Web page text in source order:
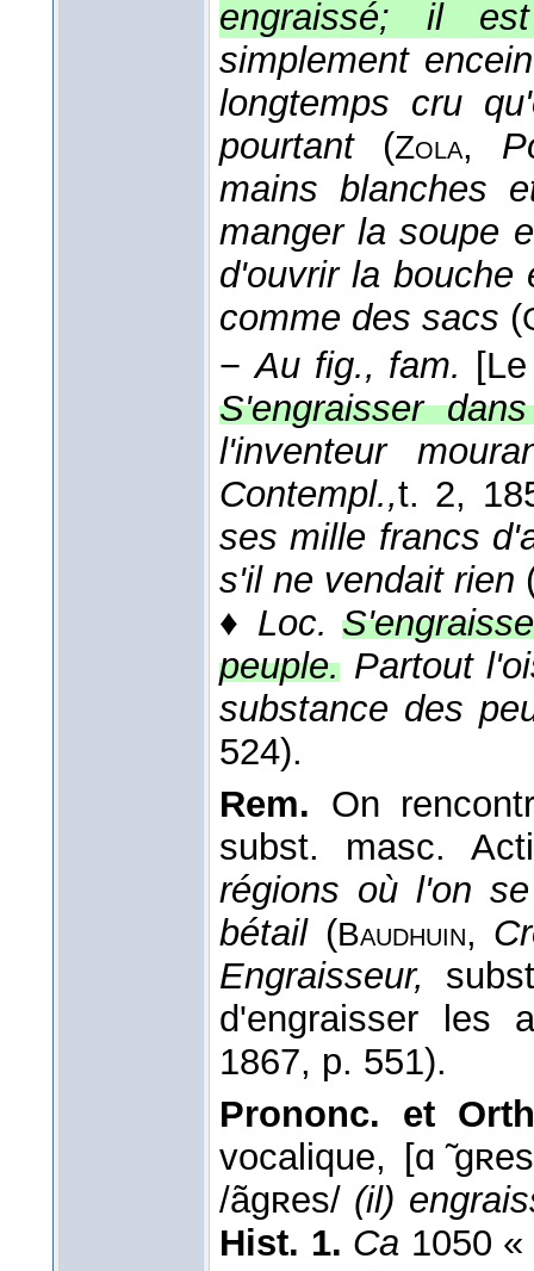
engraissé; il
simplement
longtemps cru
pourtant (Zola,
mains blanches
manger la soupe
d'ouvrir la bouche
comme des sacs (
−Au fig., fam.
S'engraisser
l'inventeur
Contempl.,t. 2,
ses mille francs
s'il ne vendait rien
♦ Loc.
peuple. Partout
substance des
524).
Rem. On
subst. masc.
régions où l'on
bétail(Baudhuin,
Engraisseur,
d'engraisser les
1867, p. 551).
Prononc. et
vocalique, [ɑ
/ãgʀes/ (il)
Hist. 1. Ca 1050